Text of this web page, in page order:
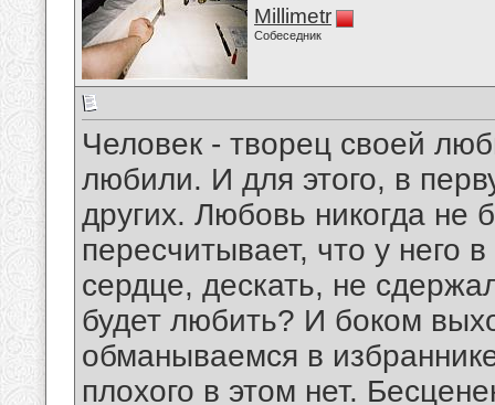
Millimetr
Собеседник
Человек - творец своей
любили. И для этого, в
других. Любовь никогда не
пересчитывает, что у него
сердце, дескать, не
будет любить? И боком
обманываемся в
плохого в этом нет.